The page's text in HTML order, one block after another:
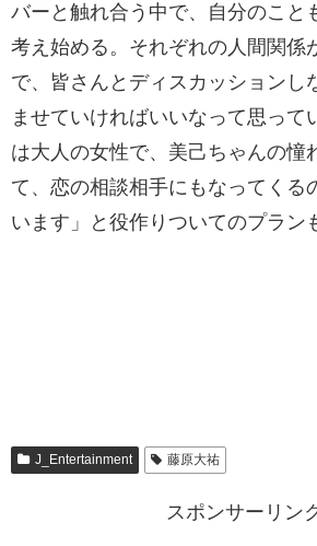
バーと触れ合う中で、自分のこと
考え始める。それぞれの人間関係
で、皆さんとディスカッションし
ませていければいいなって思って
は大人の女性で、美己ちゃんの憧
て、恋の相談相手にもなってくる
います」と役作りついてのプラン
J_Entertainment 藤原大祐
スポンサーリン